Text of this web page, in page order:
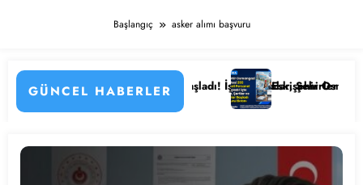
Başlangıç asker alımı başvuru
GÜNCEL HABERLER
DetaylarıPersonel Alımı Başladı! İşte Kadrolar, Şehirler ve Başvuru
Eskişehir Osmangazi